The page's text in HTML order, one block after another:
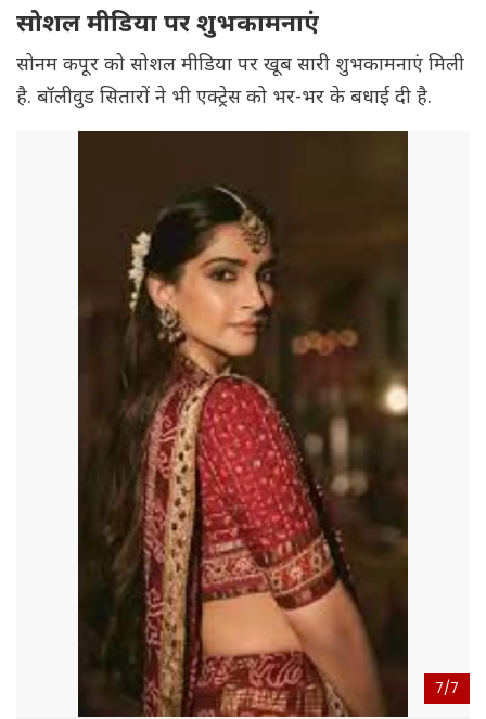
सोशल मीडिया पर शुभकामनाएं
सोनम कपूर को सोशल मीडिया पर खूब सारी शुभकामनाएं मिली
है. बॉलीवुड सितारों ने भी एक्ट्रेस को भर-भर के बधाई दी है.
7/7